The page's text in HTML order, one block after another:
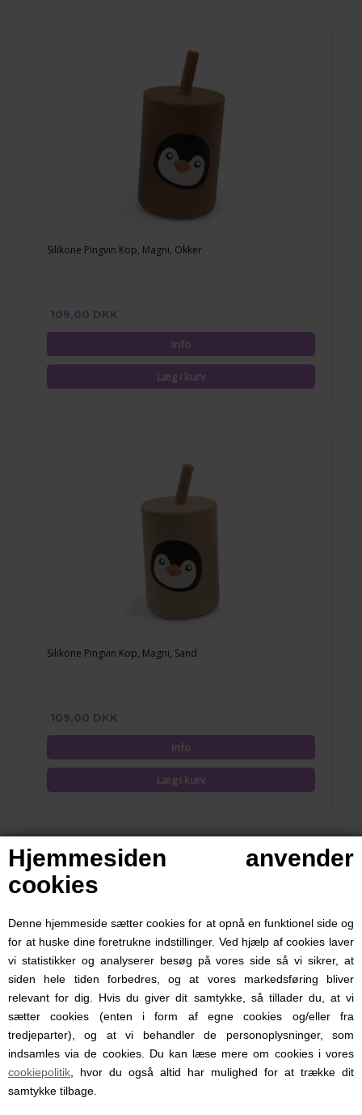
Hjemmesiden anvender
cookies
Denne hjemmeside sætter cookies for at opnå en funktionel side og
for at huske dine foretrukne indstillinger. Ved hjælp af cookies laver
vi statistikker og analyserer besøg på vores side så vi sikrer, at
siden hele tiden forbedres, og at vores markedsføring bliver
relevant for dig. Hvis du giver dit samtykke, så tillader du, at vi
sætter cookies (enten i form af egne cookies og/eller fra
tredjeparter), og at vi behandler de personoplysninger, som
indsamles via de cookies. Du kan læse mere om cookies i vores
cookiepolitik , hvor du også altid har mulighed for at trække dit
samtykke tilbage.
Silikone Pingvin Kop, Magni, Okker
109,00 DKK
Silikone Pingvin Kop, Magni, Sand
109,00 DKK
Håndbil, Magni, Lyserød